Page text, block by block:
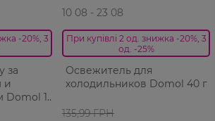
-20%, 3
за
и
Domol 1
10 08 - 23 08
При купівлі 2 од. знижка -20%, 3
од. -25%
Освежитель для
холодильников Domol 40 г
135,99 ГРН